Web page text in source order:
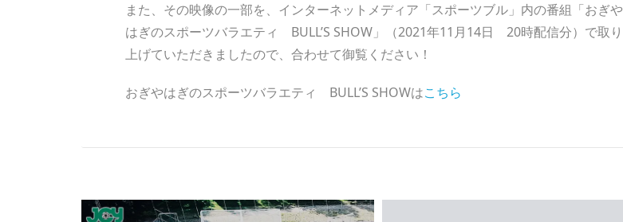
また、その映像の一部を、インターネットメディア「スポーツブル」内の番組「おぎや
はぎのスポーツバラエティ BULL’S SHOW」（2021年11月14日 20時配信分）で取り
上げていただきましたので、合わせて御覧ください！
おぎやはぎのスポーツバラエティ BULL’S SHOWはこちら